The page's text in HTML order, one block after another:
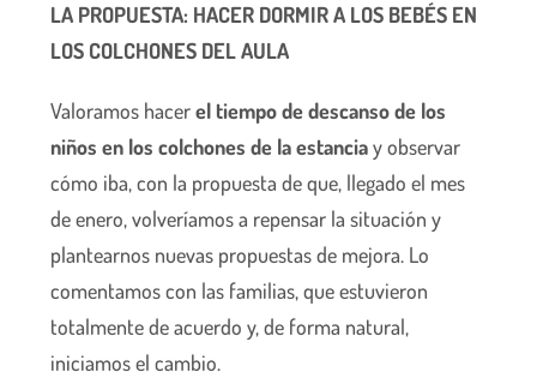
LA PROPUESTA: HACER DORMIR A LOS BEBÉS EN
LOS COLCHONES DEL AULA
Valoramos hacerel tiempo de descanso de los
niños en los colchones de la estanciay observar
cómo iba, con la propuesta de que, llegado el mes
de enero, volveríamos a repensar la situación y
plantearnos nuevas propuestas de mejora. Lo
comentamos con las familias, que estuvieron
totalmente de acuerdo y, de forma natural,
iniciamos el cambio.